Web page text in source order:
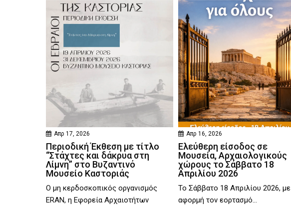
Απρ 17, 2026
Περιοδική Έκθεση με τίτλο
“Στάχτες και δάκρυα στη
Λίμνη” στο Βυζαντινό
Μουσείο Καστοριάς
Ο μη κερδοσκοπικός οργανισμός
ERAN, η Εφορεία Αρχαιοτήτων
Απρ 16, 2026
Ελεύθερη είσοδος σε
Μουσεία, Αρχαιολογικούς
χώρους το Σάββατο 18
Απριλίου 2026
Το Σάββατο 18 Απριλίου 2026, με
αφορμή τον εορτασμό...